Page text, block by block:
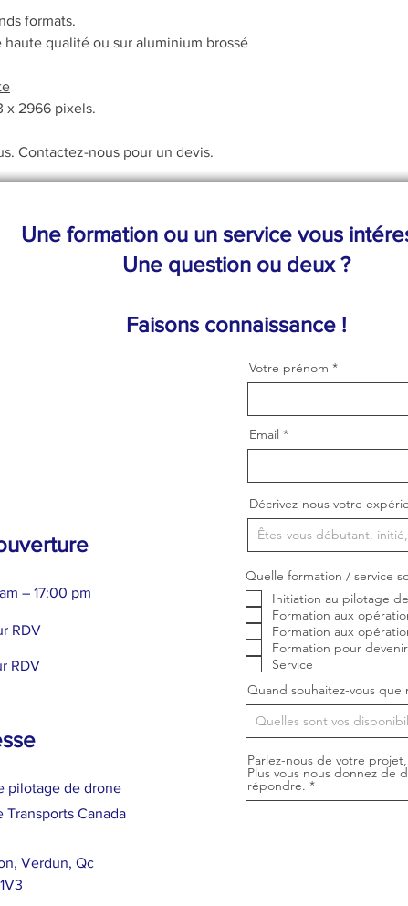
formats.
qualité ou sur aluminium brossé
x 2966 pixels.
Contactez-nous pour un devis.
Une formation ou un service vous
Une question ou deux ?
Faisons connaissance !
– 17:00 pm
RDV
RDV
pilotage de drone
Transports Canada
Verdun, Qc
Votre prénom
Email
Décrivez-nous votre
Quelle formation / service
Initiation au pilotage
Formation aux
Formation aux
Formation pour
Service
Quand souhaitez-vous que
Parlez-nous de votre
Plus vous nous donnez de
répondre.